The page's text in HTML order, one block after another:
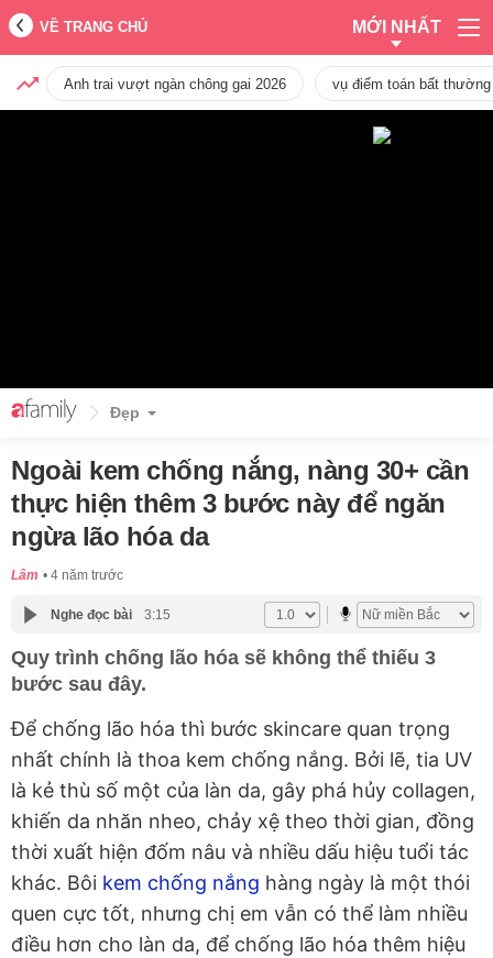
VỀ TRANG CHỦ MỚI NHẤT
Anh trai vượt ngàn chông gai 2026 vụ điểm toán bất
Đẹp
Ngoài kem chống nắng, nàng 30+ cần
thực hiện thêm 3 bước này để ngăn
ngừa lão hóa da
Lâm 4 năm trước
Nghe đọc bài 3:15
Quy trình chống lão hóa sẽ không thể thiếu 3
bước sau đây.
Để chống lão hóa thì bước skincare quan trọng
nhất chính là thoa kem chống nắng. Bởi lẽ, tia UV
là kẻ thù số một của làn da, gây phá hủy collagen,
khiến da nhăn nheo, chảy xệ theo thời gian, đồng
thời xuất hiện đốm nâu và nhiều dấu hiệu tuổi tác
khác. Bôi kem chống nắng hàng ngày là một thói
quen cực tốt, nhưng chị em vẫn có thể làm nhiều
điều hơn cho làn da, để chống lão hóa thêm hiệu